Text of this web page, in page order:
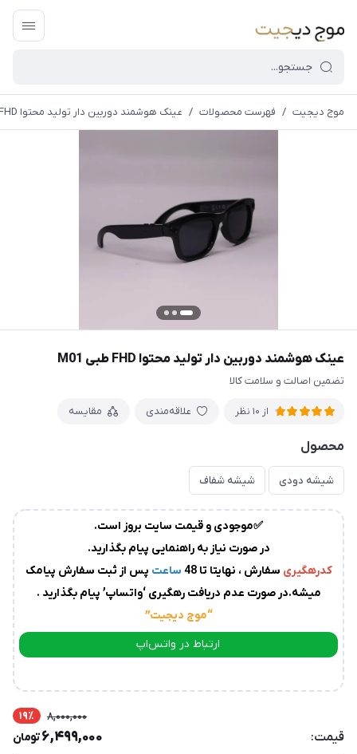
قیمت و
زمان
آماده
سازی و
به
پستسفارشات،بین
1
الی
می
عدم
ارسال
سوی
دریافت
موج دیجیت / فهرست محصولات / عینک هوشمند دوربین دار تولید محتوا FHD طبی M01
عینک هوشمند دوربین دار تولید محتوا FHD طبی M01
تضمین اصالت و‌ سلامت کالا
از 10 نظر علاقه‌مندی مقایسه
محصول
شیشه دودی شیشه شفاف
✅موجودی و قیمت سایت بروز است.
در صورت نیاز به راهنمایی پیام بگذارید.
کدرهگیری سفارش ، نهایتا تا 48 ساعت پس از ثبت سفارش پیامک
میشه.در صورت عدم دریافت رهگیری ‘واتساپ’ پیام بگذارید .
“موج دیجیت”
ارتباط در واتس‌اپ
قیمت:
8,000,000 19٪
6,499,000تومان